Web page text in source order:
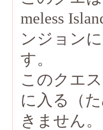
meless
ンジョン
す。
このクエ
に入る（
きません。